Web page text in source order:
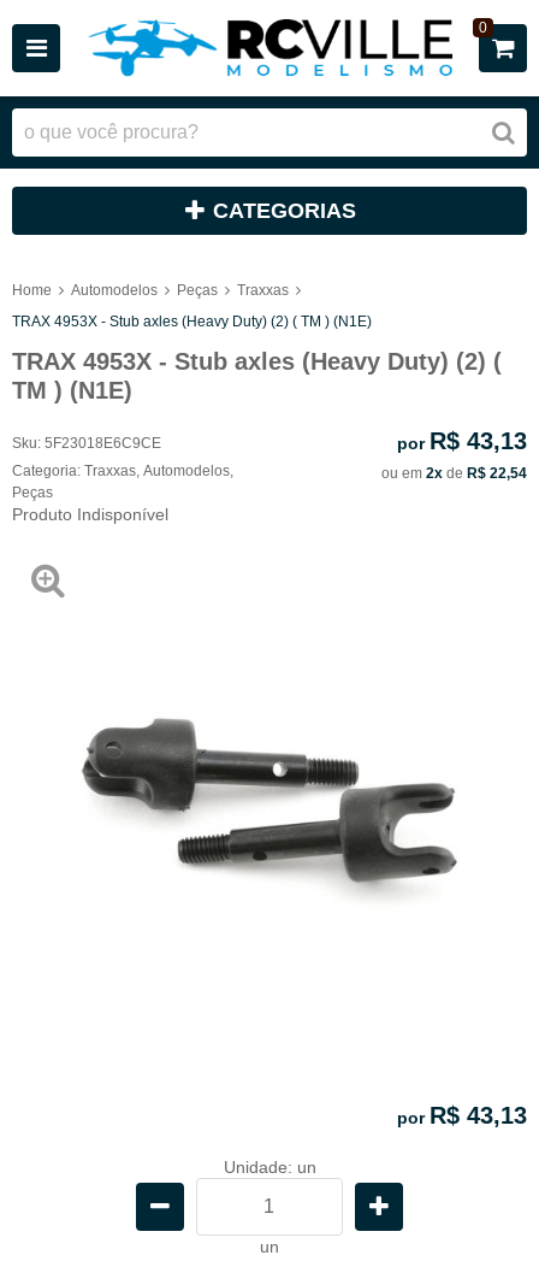
0
CATEGORIAS
Home Automodelos Peças
Traxxas
TRAX 4953X - Stub axles (Heavy Duty) (2) ( TM ) (N1E)
TRAX 4953X - Stub axles (Heavy Duty) (2) (
TM ) (N1E)
Sku: 5F23018E6C9CE
Categoria: Traxxas Automodelos
Peças
Produto Indisponível
por R$ 43,13
ou em 2x de R$ 22,54
por R$ 43,13
Unidade: un
un